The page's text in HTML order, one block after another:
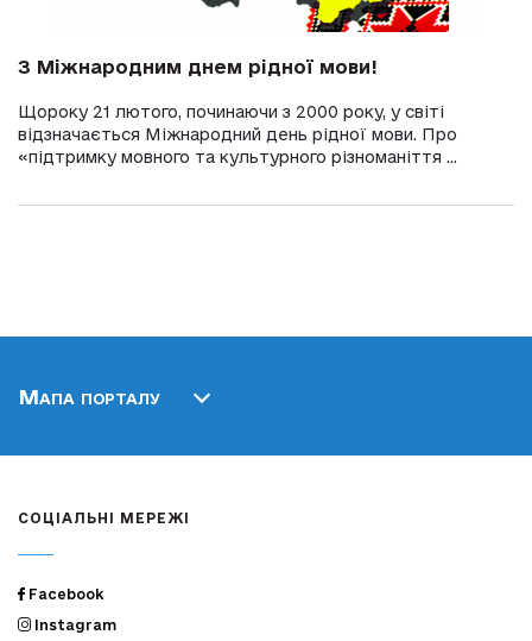
З Міжнародним днем рідної мови!
Щороку 21 лютого, починаючи з 2000 року, у світі
відзначається Міжнародний день рідної мови. Про
«підтримку мовного та культурного різноманіття ...
Мапа порталу
СОЦІАЛЬНІ МЕРЕЖІ
Facebook
Instagram